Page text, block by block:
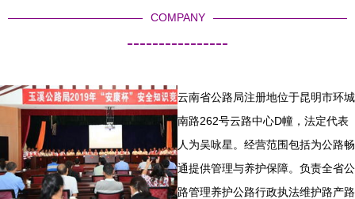
COMPANY
----------------
云南省公路局注册地位于昆明市环城
南路262号云路中心D幢，法定代表
人为吴咏星。经营范围包括为公路畅
通提供管理与养护保障。负责全省公
路管理养护公路行政执法维护路产路